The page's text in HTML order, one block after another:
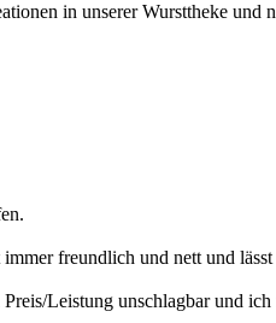
in unserer Wursttheke und
freundlich und nett und
Leistung unschlagbar und ich